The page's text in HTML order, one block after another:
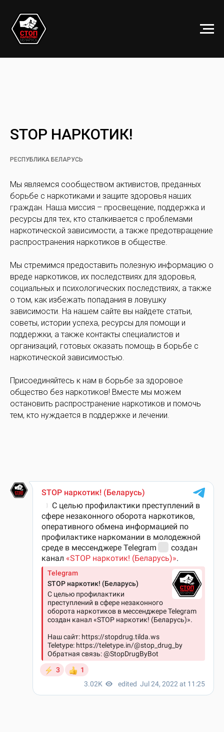
STOP НАРКОТИК!
РЕСПУБЛИКА БЕЛАРУСЬ
Мы являемся сообществом активистов, преданных
борьбе с наркотиками и защите здоровья наших
граждан. Наша миссия – просвещение, поддержка и
ресурсы для тех, кто сталкивается с проблемами
наркотической зависимости, а также предотвращение
распространения наркотиков в обществе.
Мы стремимся предоставить полезную информацию о
вреде наркотиков, их последствиях для здоровья,
социальных и психологических последствиях, а также
о том, как избежать попадания в ловушку
зависимости. На нашем сайте вы найдете статьи,
советы, истории успеха, ресурсы для помощи и
поддержки, а также контакты специалистов и
организаций, готовых оказать помощь в борьбе с
наркотической зависимостью.
Присоединяйтесь к нам в борьбе за здоровое
общество без наркотиков! Вместе мы можем
остановить распространение наркотиков и помочь
тем, кто нуждается в поддержке и лечении.